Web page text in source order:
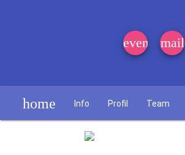
event_note
mail
home Info Profil Team